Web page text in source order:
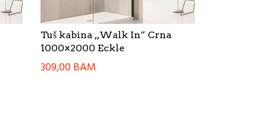
Tuš kabina ,,Walk In” Crna
1000×2000 Eckle
309,00BAM